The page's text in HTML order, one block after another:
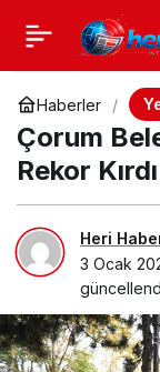
Haberler
Çorum
Rekor Kırdı
Heri
3 Ocak